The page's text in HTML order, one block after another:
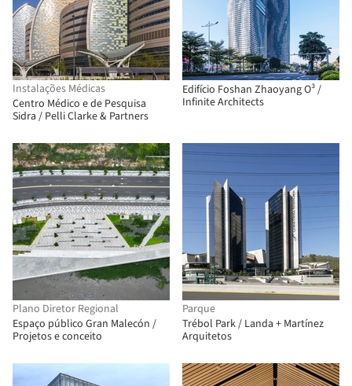
Instalações Médicas
Centro Médico e de Pesquisa
Sidra / Pelli Clarke & Partners
Edifício Foshan Zhaoyang O³ /
Infinite Architects
Plano Diretor Regional
Espaço público Gran Malecón /
Projetos e conceito
Parque
Trébol Park / Landa + Martínez
Arquitetos